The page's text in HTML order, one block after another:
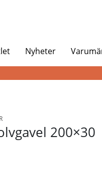
Nyheter
200×30